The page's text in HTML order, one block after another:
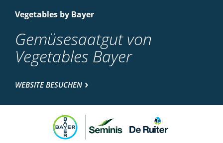
Vegetables by Bayer
Gemüsesaatgut von
Vegetables Bayer
WEBSITE BESUCHEN